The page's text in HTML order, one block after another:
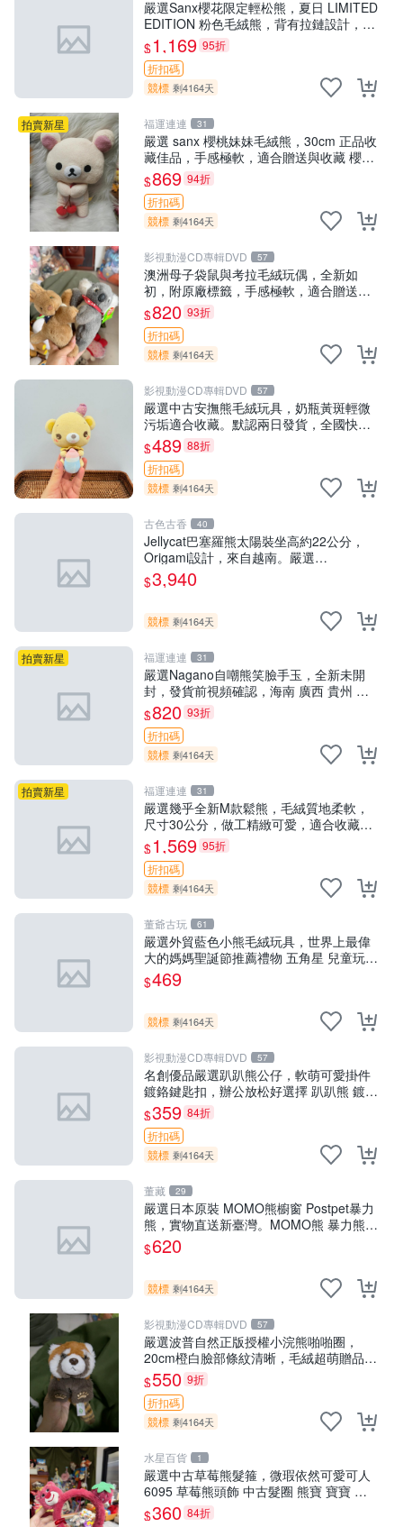
嚴選Sanx櫻花限定輕松熊，夏日 LIMITED
EDITION 粉色毛絨熊，背有拉鏈設計，肚
內填充豆袋，精致工藝呈現，狀態如新，
適合收藏與送人 櫻花、
$1,169 95折
折扣碼
競標 剩4164天
拍賣新星 福運連連 31
嚴選 sanx 櫻桃妹妹毛絨熊，30cm 正品收
藏佳品，手感極軟，適合贈送與收藏 櫻桃
妹妹、sanx、毛絨熊
$869 94折
折扣碼
競標 剩4164天
影視動漫CD專輯DVD 57
澳洲母子袋鼠與考拉毛絨玩偶，全新如
初，附原廠標籤，手感極軟，適合贈送親
朋好友。袋鼠與考拉正版，精緻尺寸，適
合作為收藏或家飾擺設，增添暖意。 母
子、袋鼠、
$820 93折
折扣碼
競標 剩4164天
影視動漫CD專輯DVD 57
嚴選中古安撫熊毛絨玩具，奶瓶黃斑輕微
污垢適合收藏。默認兩日發貨，全國快遞
隨機派送。 成色如圖可放心購買，輕微瑕
疵和臟污不影響使用。 安撫熊 中古玩偶
毛
$489 88折
折扣碼
競標 剩4164天
古色古香 40
Jellycat巴塞羅熊太陽裝坐高約22公分，
Origami設計，來自越南。嚴選
Recommendation！巴塞羅、 Origami
熊、Jelly
$3,940
競標 剩4164天
拍賣新星 福運連連 31
嚴選Nagano自嘲熊笑臉手玉，全新未開
封，發貨前視頻確認，海南 廣西 貴州 嚴
選Nagano自嘲熊笑臉手玉，全新未開封，
發貨前視頻確認，四川 重慶 內
$820 93折
折扣碼
競標 剩4164天
拍賣新星 福運連連 31
嚴選幾乎全新M款鬆熊，毛絨質地柔軟，
尺寸30公分，做工精緻可愛，適合收藏或
贈送親友。中古使用痕跡，手感依然優
良。 鬆熊 嬰熊 毛玩偶
$1,569 95折
折扣碼
競標 剩4164天
董爺古玩 61
嚴選外貿藍色小熊毛絨玩具，世界上最偉
大的媽媽聖誕節推薦禮物 五角星 兒童玩具
母親節
$469
競標 剩4164天
影視動漫CD專輯DVD 57
名創優品嚴選趴趴熊公仔，軟萌可愛掛件
鍍鉻鍵匙扣，辦公放松好選擇 趴趴熊 鍍鉻
鍵匙扣 萬用掛件
$359 84折
折扣碼
競標 剩4164天
董藏 29
嚴選日本原裝 MOMO熊櫥窗 Postpet暴力
熊，實物直送新臺灣。MOMO熊 暴力熊
熊貓櫥窗
$620
競標 剩4164天
影視動漫CD專輯DVD 57
嚴選波普自然正版授權小浣熊啪啪圈，
20cm橙白臉部條紋清晰，毛絨超萌贈品推
薦。 小浣熊 波普 圈環
$550 9折
折扣碼
競標 剩4164天
水星百貨 1
嚴選中古草莓熊髮箍，微瑕依然可愛可人
6095 草莓熊頭飾 中古髮圈 熊寶 寶寶 娃
娃熊髮箍 中古收藏 玩具髮夾
$360 84折